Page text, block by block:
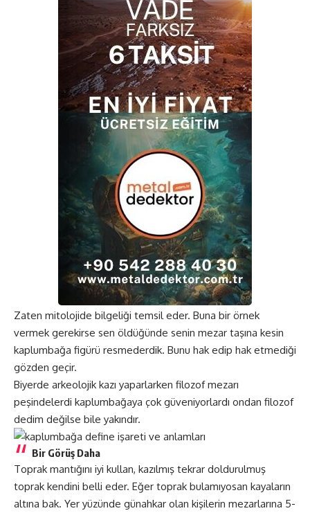
Zaten mitolojide bilgeliği temsil eder. Buna bir örnek
vermek gerekirse sen öldüğünde senin mezar taşına kesin
kaplumbağa figürü resmederdik. Bunu hak edip hak etmediği
gözden geçir.
Biyerde arkeolojik kazı yaparlarken filozof mezarı
peşindelerdi kaplumbağaya çok güveniyorlardı ondan filozof
dedim değilse bile yakındır.
Bir Görüş Daha
Toprak mantığını iyi kullan, kazılmış tekrar doldurulmuş
toprak kendini belli eder. Eğer toprak bulamıyosan kayaların
altına bak. Yer yüzünde günahkar olan kişilerin mezarlarına 5-